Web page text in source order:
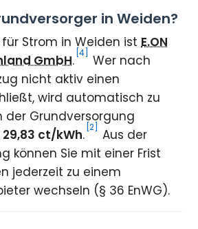
in Weiden?
Strom in Weiden istE.ON
GmbH. [4]
Wer nach
nicht aktiv einen
wird automatisch zu
der Grundversorgung
29,83 ct/kWh. [2]
Aus der
können Sie mit einer Frist
jederzeit zu einem
wechseln (§ 36 EnWG).